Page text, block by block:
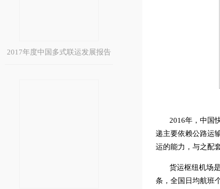
2017年度中国多式联运发展报告
2016年，中国
递主要依赖公路运
运的能力，与之配
货运枢纽机场
条，全国日均航班